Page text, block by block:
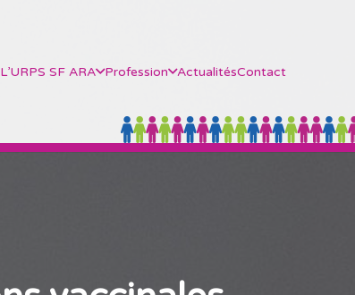
L’URPS SF ARA Profession ActualitésContact